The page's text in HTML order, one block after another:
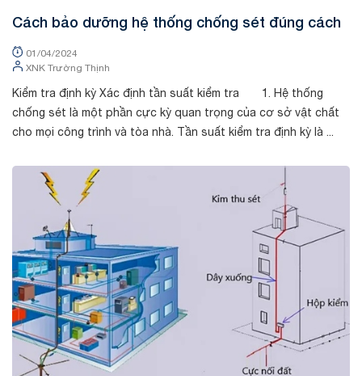
Cách bảo dưỡng hệ thống chống sét đúng cách
01/04/2024
XNK Trường Thịnh
Kiểm tra định kỳ Xác định tần suất kiểm tra 1. Hệ thống
chống sét là một phần cực kỳ quan trọng của cơ sở vật chất
cho mọi công trình và tòa nhà. Tần suất kiểm tra định kỳ là ...
Tin tức